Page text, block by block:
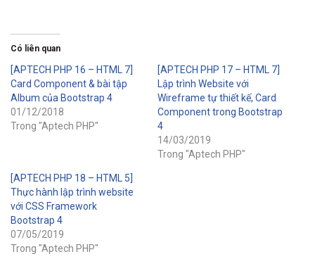
Có liên quan
[APTECH PHP 16 – HTML 7]
Card Component & bài tập
Album của Bootstrap 4
01/12/2018
Trong "Aptech PHP"
[APTECH PHP 17 – HTML 7]
Lập trình Website với
Wireframe tự thiết kế, Card
Component trong Bootstrap
4
14/03/2019
Trong "Aptech PHP"
[APTECH PHP 18 – HTML 5]
Thực hành lập trình website
với CSS Framework
Bootstrap 4
07/05/2019
Trong "Aptech PHP"